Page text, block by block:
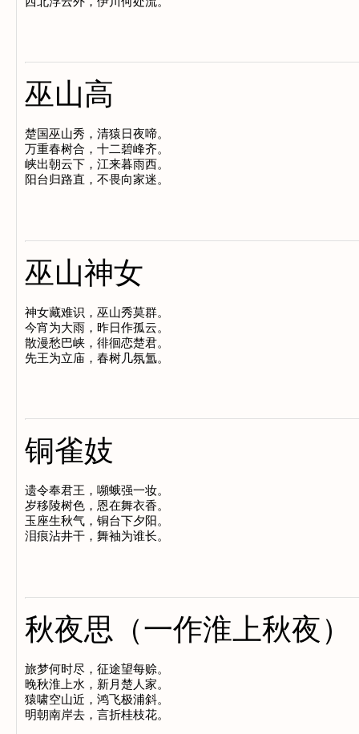
巫山高
楚国巫山秀，清猿日夜啼。
万重春树合，十二碧峰齐。
峡出朝云下，江来暮雨西。
巫山神女
神女藏难识，巫山秀莫群。
今宵为大雨，昨日作孤云。
散漫愁巴峡，徘徊恋楚君。
铜雀妓
遗令奉君王，嚬蛾强一妆。
岁移陵树色，恩在舞衣香。
玉座生秋气，铜台下夕阳。
秋夜思（一作淮上秋夜）
旅梦何时尽，征途望每赊。
晚秋淮上水，新月楚人家。
猿啸空山近，鸿飞极浦斜。